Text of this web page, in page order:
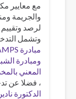
مع معايير
والجريمة
لرصد وتقييم
وتشمل
مبادرة CHAMPS
ومبادرة
المعني
، فضلا عن
الدكتورة